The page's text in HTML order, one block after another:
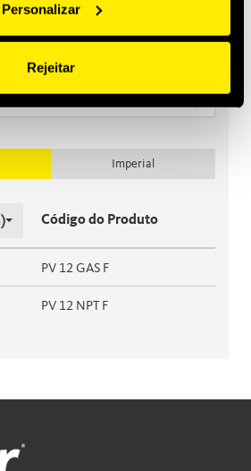
Personalizar
Rejeitar
Imperial
Código do Produto
PV 12 GAS F
PV 12 NPT F